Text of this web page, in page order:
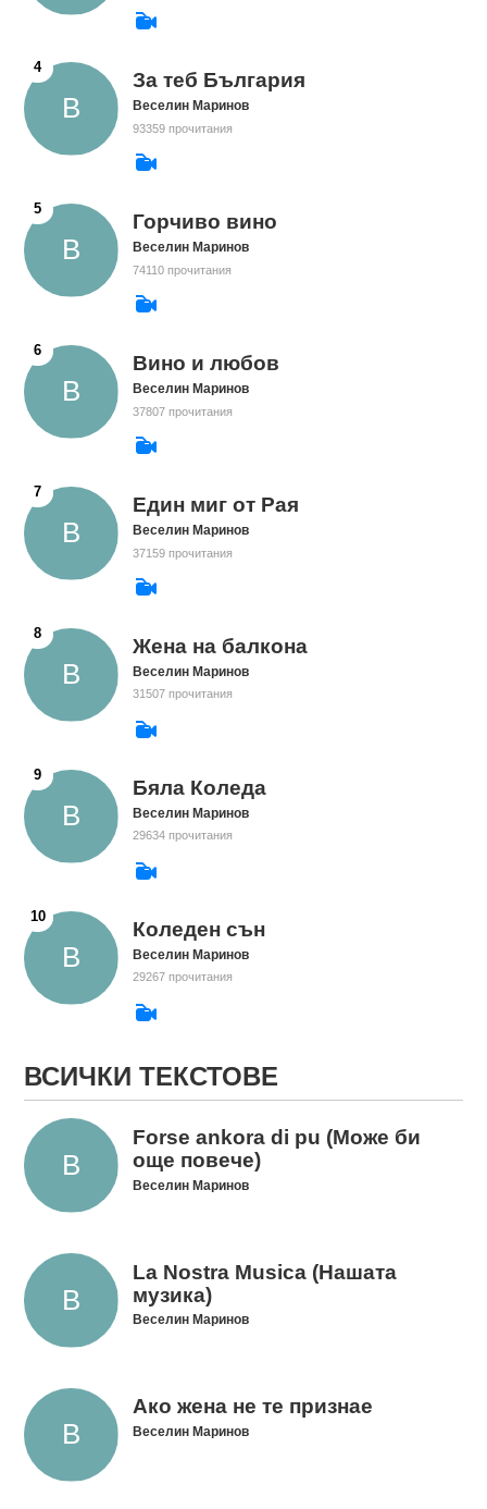
За теб България
Веселин Маринов
93359 прочитания
Горчиво вино
Веселин Маринов
74110 прочитания
Вино и любов
Веселин Маринов
37807 прочитания
Един миг от Рая
Веселин Маринов
37159 прочитания
Жена на балкона
Веселин Маринов
31507 прочитания
Бяла Коледа
Веселин Маринов
29634 прочитания
Коледен сън
Веселин Маринов
29267 прочитания
ВСИЧКИ ТЕКСТОВЕ
Forse ankora di pu (Може би
още повече)
Веселин Маринов
La Nostra Musica (Нашата
музика)
Веселин Маринов
Ако жена не те признае
Веселин Маринов